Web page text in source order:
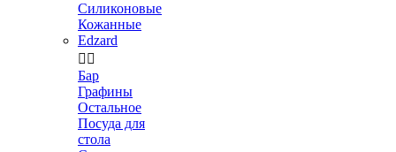
Силиконовые
Кожанные
Edzard
 
Бар
Графины
Остальное
Посуда для
стола